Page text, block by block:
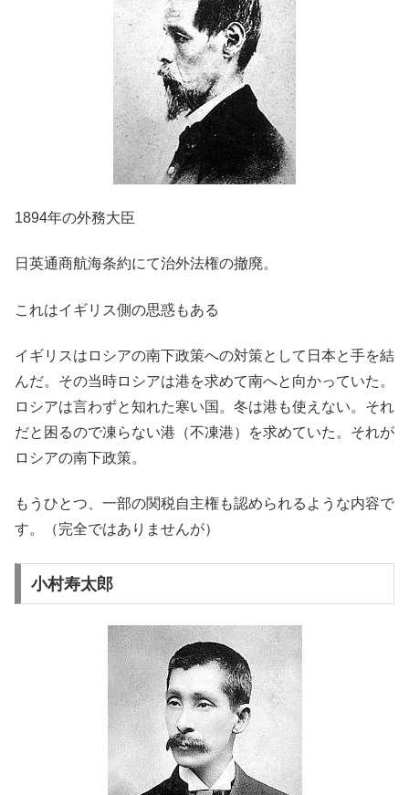
1894年の外務大臣
日英通商航海条約にて治外法権の撤廃。
これはイギリス側の思惑もある
イギリスはロシアの南下政策への対策として日本と手を結
んだ。その当時ロシアは港を求めて南へと向かっていた。
ロシアは言わずと知れた寒い国。冬は港も使えない。それ
だと困るので凍らない港（不凍港）を求めていた。それが
ロシアの南下政策。
もうひとつ、一部の関税自主権も認められるような内容で
す。（完全ではありませんが）
小村寿太郎